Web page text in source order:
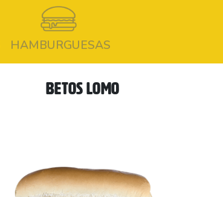
HAMBURGUESAS
BETOS LOMO